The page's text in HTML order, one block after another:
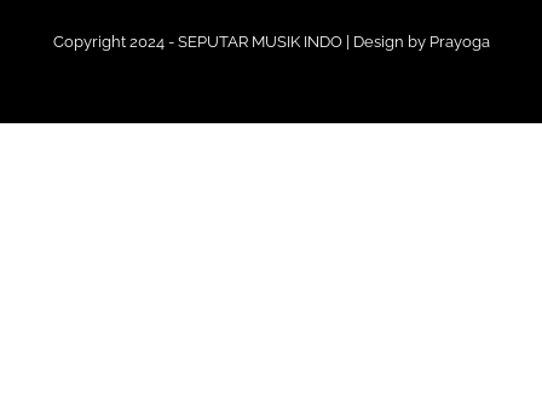
Copyright 2024 - SEPUTAR MUSIK INDO | Design by Prayoga